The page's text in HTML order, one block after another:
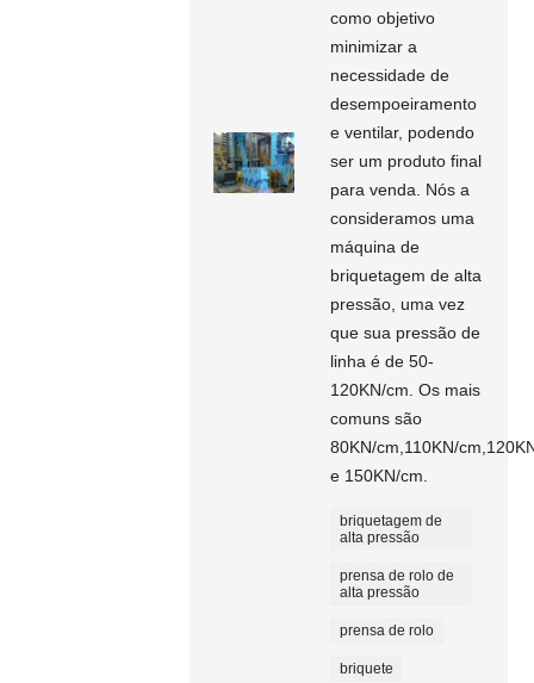
como objetivo
minimizar a
necessidade de
desempoeiramento
e ventilar, podendo
ser um produto final
para venda. Nós a
consideramos uma
máquina de
briquetagem de alta
pressão, uma vez
que sua pressão de
linha é de 50-
120KN/cm. Os mais
comuns são
80KN/cm,110KN/
e 150KN/cm.
briquetagem de
alta pressão
prensa de rolo de
alta pressão
prensa de rolo
briquete